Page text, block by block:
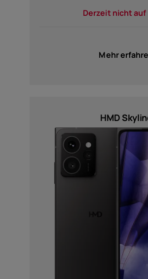
Shadow Black (2)
Twisted Black (1)
Auflösung
FHD+ 1080 x 2400 (1)
HD+ (720 x 1612) (1)
Derzeit nicht auf
Mehr
HMD